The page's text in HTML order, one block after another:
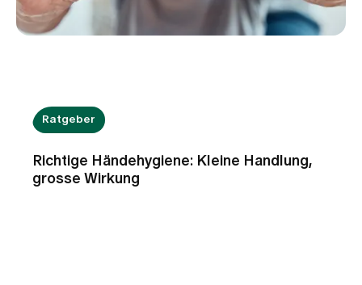
Ratgeber
Richtige Händehygiene: Kleine Handlung,
grosse Wirkung